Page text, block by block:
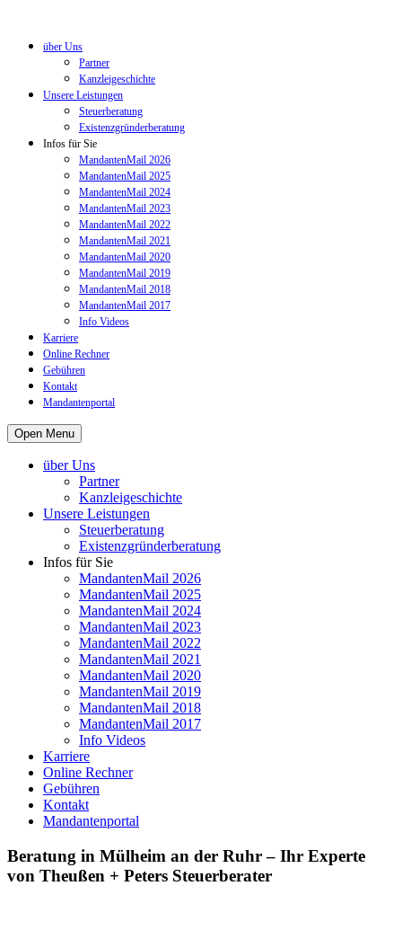
über Uns
Partner
Kanzleigeschichte
Unsere Leistungen
Steuerberatung
Existenzgründerberatung
Infos für Sie
MandantenMail 2026
MandantenMail 2025
MandantenMail 2024
MandantenMail 2023
MandantenMail 2022
MandantenMail 2021
MandantenMail 2020
MandantenMail 2019
MandantenMail 2018
MandantenMail 2017
Info Videos
Karriere
Online Rechner
Gebühren
Kontakt
Mandantenportal
Open Menu
über Uns
Partner
Kanzleigeschichte
Unsere Leistungen
Steuerberatung
Existenzgründerberatung
Infos für Sie
MandantenMail 2026
MandantenMail 2025
MandantenMail 2024
MandantenMail 2023
MandantenMail 2022
MandantenMail 2021
MandantenMail 2020
MandantenMail 2019
MandantenMail 2018
MandantenMail 2017
Info Videos
Karriere
Online Rechner
Gebühren
Kontakt
Mandantenportal
Beratung in Mülheim an der Ruhr – Ihr Experte
von Theußen + Peters Steuerberater